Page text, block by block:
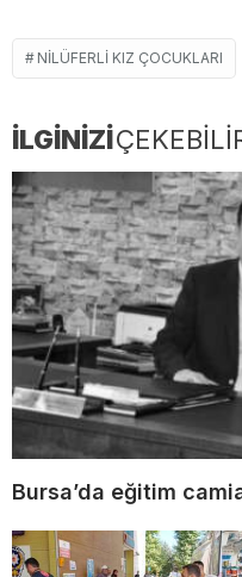
NILÜFERLI KIZ ÇOCUKLARI
İLGİNİZİ
Bursa’da eğitim